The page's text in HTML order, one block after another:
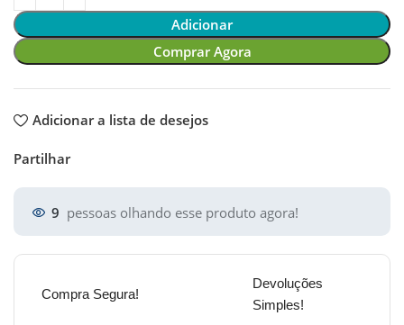
Adicionar
Comprar Agora
Adicionar a lista de desejos
Partilhar
9 pessoas olhando esse produto agora!
Compra Segura!
Devoluções
Simples!